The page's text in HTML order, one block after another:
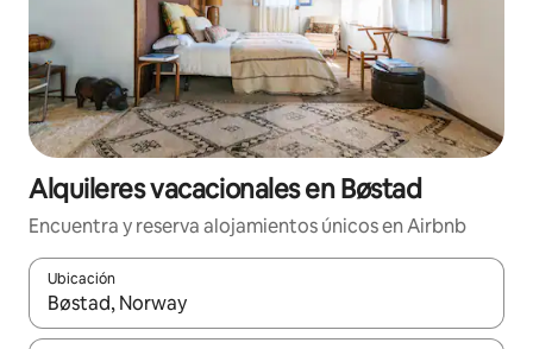
Alquileres vacacionales en Bøstad
Encuentra y reserva alojamientos únicos en Airbnb
Ubicación
Cuando los resultados estén disponibles, navega con las